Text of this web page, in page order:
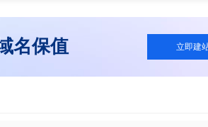
名保值 立即建